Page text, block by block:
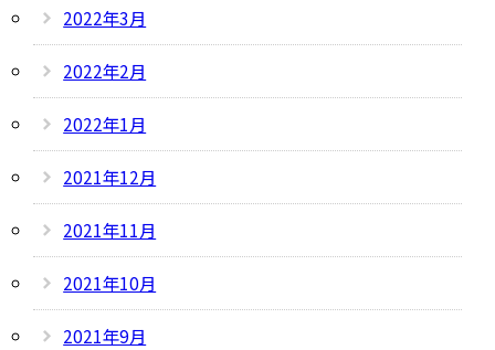
2022年3月
2022年2月
2022年1月
2021年12月
2021年11月
2021年10月
2021年9月